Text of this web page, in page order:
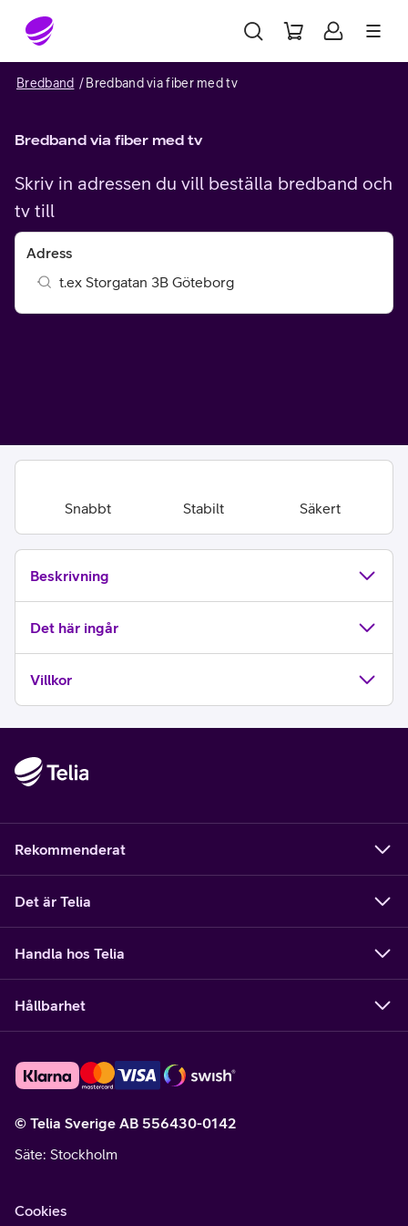
Gå till sidans innehåll
Bredband Bredband via fiber med tv
Bredband via fiber med tv
Skriv in adressen du vill beställa bredband och
tv till
Adress
Snabbt Stabilt Säkert
Beskrivning
Det här ingår
Villkor
Rekommenderat
Det är Telia
Handla hos Telia
Hållbarhet
© Telia Sverige AB 556430-0142
Säte: Stockholm
Cookies